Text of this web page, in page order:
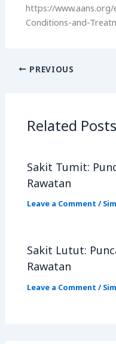
https://
Conditions-and-
PREVIOUS
Related Posts
Sakit Tumit:
Rawatan
Leave a Comment /
Sakit Lutut:
Rawatan
Leave a Comment /